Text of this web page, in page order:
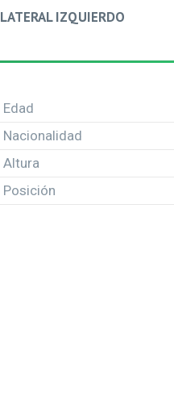
LATERAL IZQUIERDO
Edad
Nacionalidad
Altura
Posición